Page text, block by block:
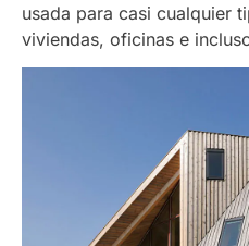
usada para casi cualquier
viviendas, oficinas e